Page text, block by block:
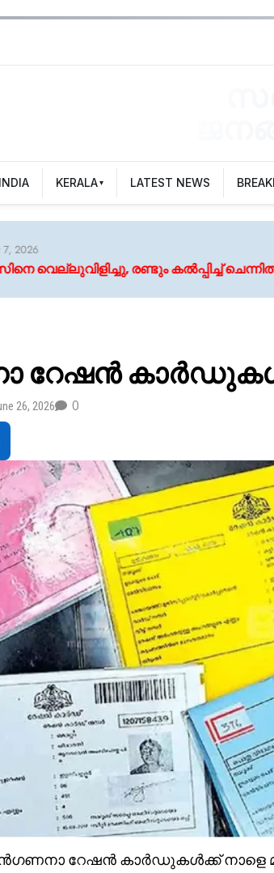
INDIA KERALA LATEST NEWS
രണ്ടും കൽപ്പിച്ച് ചെന്നിത്തല;
റേഷൻ കാർഡുകൾ;
26, 2026 0
റേഷന്‍ കാര്‍ഡുകള്‍ക്ക് നാളെ